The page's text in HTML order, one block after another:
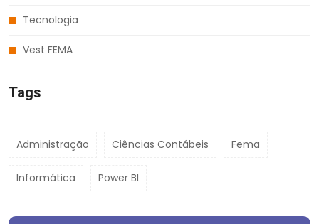
Tecnologia
Vest FEMA
Tags
Administração Ciências Contábeis Fema
Informática Power BI